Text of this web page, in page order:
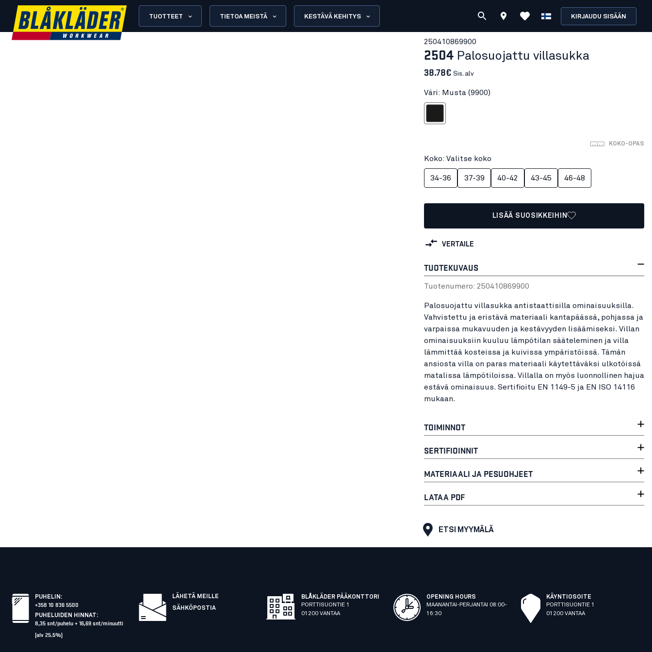
TUOTTEET TIETOA MEISTÄ KESTÄVÄ KEHITYS KIRJAUDU SISÄÄN
250410869900
2504 Palosuojattu villasukka
38.78€ Sis. alv
Väri: Musta (9900)
KOKO-OPAS
Koko: Valitse koko
34-36 37-39 40-42 43-45 46-48
LISÄÄ SUOSIKKEIHIN
VERTAILE
TUOTEKUVAUS
Tuotenumero: 250410869900
Palosuojattu villasukka antistaattisilla ominaisuuksilla.
Vahvistettu ja eristävä materiaali kantapäässä, pohjassa ja
varpaissa mukavuuden ja kestävyyden lisäämiseksi. Villan
ominaisuuksiin kuuluu lämpötilan sääteleminen ja villa
lämmittää kosteissa ja kuivissa ympäristöissä. Tämän
ansiosta villa on paras materiaali käytettäväksi ulkotöissä
matalissa lämpötiloissa. Villalla on myös luonnollinen hajua
estävä ominaisuus. Sertifioitu EN 1149-5 ja EN ISO 14116
mukaan.
TOIMINNOT
SERTIFIOINNIT
MATERIAALI JA PESUOHJEET
LATAA PDF
ETSI MYYMÄLÄ
PUHELIN :
+358 10 836 5500
PUHELUIDEN HINNAT:
8,35 snt/puhelu + 16,69 snt/minuutti
(alv 25.5%)
LÄHETÄ MEILLE
SÄHKÖPOSTIA
BLÅKLÄDER PÄÄKONTTORI
PORTTISUONTIE 1
01200 VANTAA
OPENING HOURS
MAANANTAI-PERJANTAI 08:00-
16:30
KÄYNTIOSOITE
PORTTISUONTIE 1
01200 VANTAA